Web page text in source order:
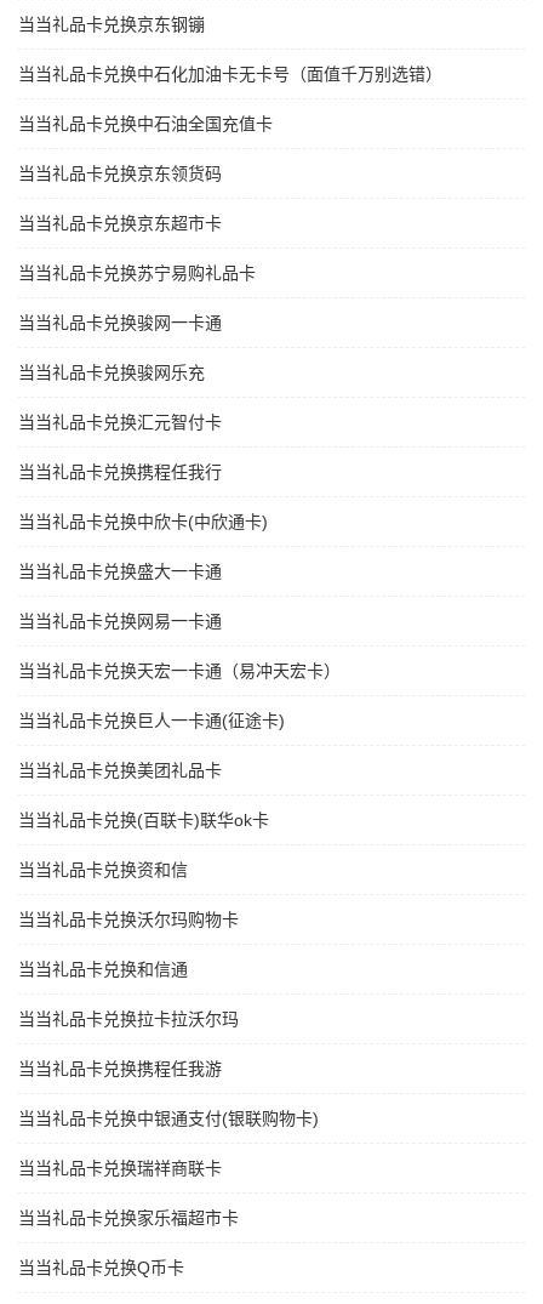
当当礼品卡兑换京东钢镚
当当礼品卡兑换中石化加油卡无卡号（面值千万别选错）
当当礼品卡兑换中石油全国充值卡
当当礼品卡兑换京东领货码
当当礼品卡兑换京东超市卡
当当礼品卡兑换苏宁易购礼品卡
当当礼品卡兑换骏网一卡通
当当礼品卡兑换骏网乐充
当当礼品卡兑换汇元智付卡
当当礼品卡兑换携程任我行
当当礼品卡兑换中欣卡(中欣通卡)
当当礼品卡兑换盛大一卡通
当当礼品卡兑换网易一卡通
当当礼品卡兑换天宏一卡通（易冲天宏卡）
当当礼品卡兑换巨人一卡通(征途卡)
当当礼品卡兑换美团礼品卡
当当礼品卡兑换(百联卡)联华ok卡
当当礼品卡兑换资和信
当当礼品卡兑换沃尔玛购物卡
当当礼品卡兑换和信通
当当礼品卡兑换拉卡拉沃尔玛
当当礼品卡兑换携程任我游
当当礼品卡兑换中银通支付(银联购物卡)
当当礼品卡兑换瑞祥商联卡
当当礼品卡兑换家乐福超市卡
当当礼品卡兑换Q币卡